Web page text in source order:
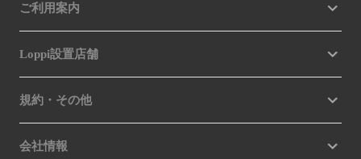
ご利用案内
Loppi設置店舗
規約・その他
会社情報